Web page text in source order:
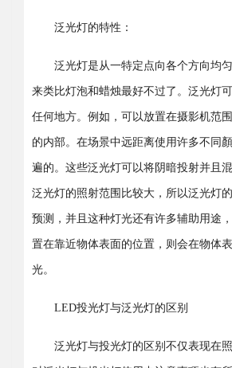
泛光灯的特性：
泛光灯是从一特定点向各个方向均匀
来类比灯泡和蜡烛最好不过了。泛光灯
任何地方。例如，可以放置在摄影机范
的内部。在场景中远距离使用许多不同
遍的。这些泛光灯可以将阴暗投射并且
泛光灯的照射范围比较大，所以泛光灯
预测，并且这种灯光还有许多辅助用途
置在靠近物体表面的位置，则会在物体
光。
LED投光灯与泛光灯的区别
泛光灯与投光灯的区别不仅表现在照